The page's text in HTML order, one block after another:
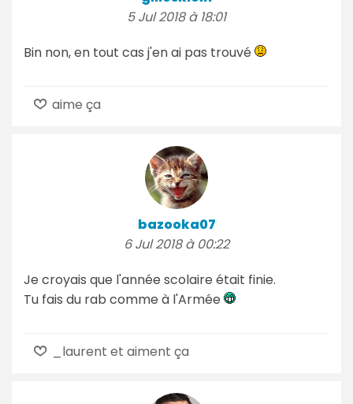
5 Jul 2018 à 18:01
Bin non, en tout cas j'en ai pas trouvé
aime ça
bazooka07
6 Jul 2018 à 00:22
Je croyais que l'année scolaire était finie.
Tu fais du rab comme à l'Armée
_laurent et aiment ça